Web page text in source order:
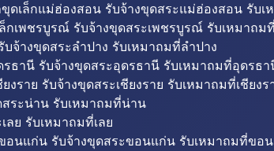
เล็กแม่ฮ่องสอน รับจ้างขุดสระแม่ฮ่องสอน รับ
เพชรบูรณ์ รับจ้างขุดสระเพชรบูรณ์ รับเหมาถม
จ้างขุดสระลำปาง รับเหมาถมที่ลำปาง
ธานี รับจ้างขุดสระอุดรธานี รับเหมาถมที่อุดรธา
งราย รับจ้างขุดสระเชียงราย รับเหมาถมที่เชียงร
ระน่าน รับเหมาถมที่น่าน
ลย รับเหมาถมที่เลย
นแก่น รับจ้างขุดสระขอนแก่น รับเหมาถมที่ขอ